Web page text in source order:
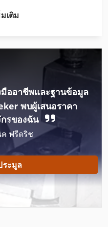
เติม
ออาชีพและฐานข้อมูล
พบผู้เสนอราคา
รของฉัน
ค ฟรีดริช
ระมูล